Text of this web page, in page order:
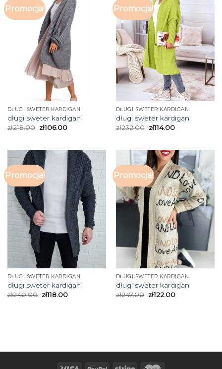
Promocja!
DŁUGI SWETER KARDIGAN
długi sweter kardigan
zł218.00 zł106.00
Promocja!
DŁUGI SWETER KARDIGAN
długi sweter kardigan
zł232.00 zł114.00
Promocja!
DŁUGI SWETER KARDIGAN
długi sweter kardigan
zł240.00 zł118.00
Promocja!
DŁUGI SWETER KARDIGAN
długi sweter kardigan
zł247.00 zł122.00